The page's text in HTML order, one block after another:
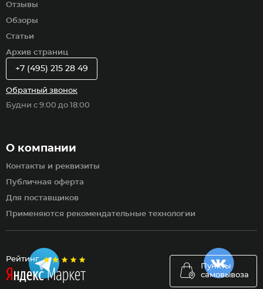
Рейтинг
Пункты
самовывоза
Отзывы
Обзоры
Статьи
Архив страниц
О компании
Контакты и реквизиты
Публичная оферта
Для поставщиков
Применяются рекомендательные технологии
+7 (495) 215 28 49
Обратный звонок
Будни с 9:00 до 18:00